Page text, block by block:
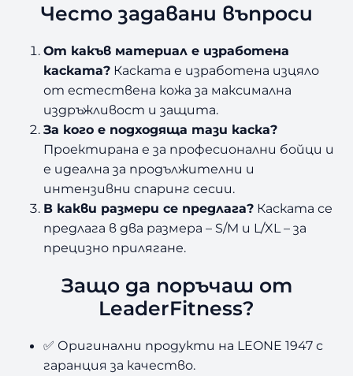
Често задавани въпроси
От какъв материал е изработена
каската? Каската е изработена изцяло
от естествена кожа за максимална
издръжливост и защита.
За кого е подходяща тази каска?
Проектирана е за професионални бойци и
е идеална за продължителни и
интензивни спаринг сесии.
В какви размери се предлага? Каската се
предлага в два размера – S/M и L/XL – за
прецизно прилягане.
Защо да поръчаш от
LeaderFitness?
✅ Оригинални продукти на LEONE 1947 с
гаранция за качество.